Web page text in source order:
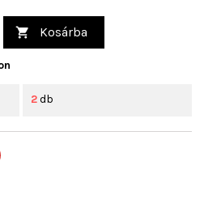
 Kosárba
2db